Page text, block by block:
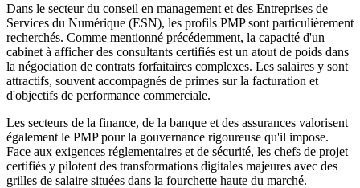
Dans le secteur du conseil en management et des Entreprises de
Services du Numérique (ESN), les profils PMP sont particulièrement
recherchés. Comme mentionné précédemment, la capacité d'un
cabinet à afficher des consultants certifiés est un atout de poids dans
la négociation de contrats forfaitaires complexes. Les salaires y sont
attractifs, souvent accompagnés de primes sur la facturation et
d'objectifs de performance commerciale.
Les secteurs de la finance, de la banque et des assurances valorisent
également le PMP pour la gouvernance rigoureuse qu'il impose.
Face aux exigences réglementaires et de sécurité, les chefs de projet
certifiés y pilotent des transformations digitales majeures avec des
grilles de salaire situées dans la fourchette haute du marché.